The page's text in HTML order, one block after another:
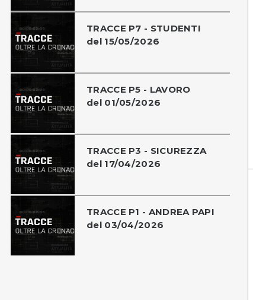
TRACCE P7 - STUDENTI
del 15/05/2026
TRACCE P5 - LAVORO
del 01/05/2026
TRACCE P3 - SICUREZZA
del 17/04/2026
TRACCE P1 - ANDREA PAPI
del 03/04/2026